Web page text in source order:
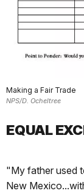
Making a Fair Trade
NPS/D. Ocheltree
EQUAL
"My father used
New